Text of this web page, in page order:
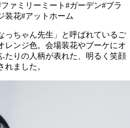
ァミリーミート #ガーデン#ブラ
装花#アットホーム
っちゃん先生」と呼ばれているご
レンジ色。会場装花やブーケにオ
たりの人柄が表れた、明るく笑顔
ました。